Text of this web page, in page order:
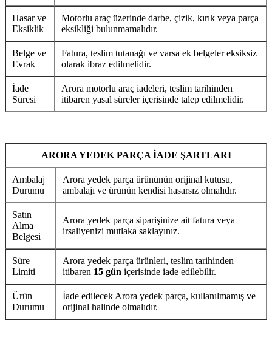
Hasar ve
Eksiklik
Motorlu araç üzerinde darbe, çizik, kırık veya parça
eksikliği bulunmamalıdır.
Belge ve
Evrak
Fatura, teslim tutanağı ve varsa ek belgeler eksiksiz
olarak ibraz edilmelidir.
İade
Süresi
Arora motorlu araç iadeleri, teslim tarihinden
itibaren yasal süreler içerisinde talep edilmelidir.
ARORA YEDEK PARÇA İADE ŞARTLARI
Ambalaj
Durumu
Arora yedek parça ürününün orijinal kutusu,
ambalajı ve ürünün kendisi hasarsız olmalıdır.
Satın
Alma
Belgesi
Arora yedek parça siparişinize ait fatura veya
irsaliyenizi mutlaka saklayınız.
Süre
Limiti
Arora yedek parça ürünleri, teslim tarihinden
itibaren 15 gün içerisinde iade edilebilir.
Ürün
Durumu
İade edilecek Arora yedek parça, kullanılmamış ve
orijinal halinde olmalıdır.